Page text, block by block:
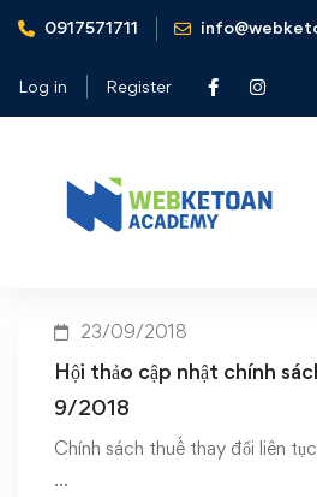
0917571711
Log in Register
Home Chính sách thuế tháng 9/
Tag: Chính sách
23/09/2018
Hội thảo cập nhật chính
9/2018
Chính sách thuế thay đổi liên
…